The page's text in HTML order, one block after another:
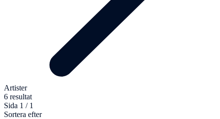
Artister
6 resultat
Sida 1 / 1
Sortera efter